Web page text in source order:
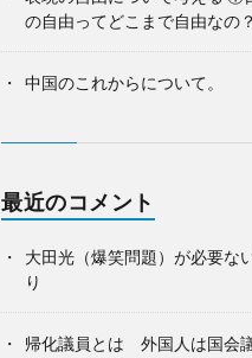
の自由ってどこまで自由なの？
中国のこれからについて。
最近のコメント
大田光（爆笑問題）が必要な
り
帰化議員とは 外国人は国会